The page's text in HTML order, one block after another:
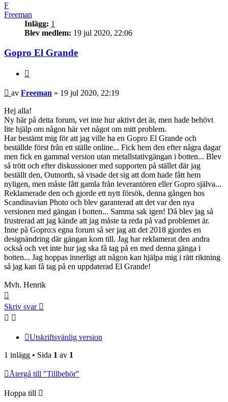
F
Freeman
Inlägg: 1
Blev medlem: 19 jul 2020, 22:06
Gopro El Grande
Inlägg
av Freeman » 19 jul 2020, 22:19
Hej alla!
Ny här på detta forum, vet inte hur aktivt det är, men hade behövt
lite hjälp om någon här vet något om mitt problem.
Har bestämt mig för att jag ville ha en Gopro El Grande och
beställde först från ett ställe online... Fick hem den efter några dagar
men fick en gammal version utan metallstativgängan i botten... Blev
så trött och efter diskussioner med supporten på stället där jag
beställt den, Outnorth, så visade det sig att dom hade fått hem
nyligen, men måste fått gamla från leverantören eller Gopro själva...
Reklamerade den och gjorde ett nytt försök, denna gången hos
Scandinavian Photo och blev garanterad att det var den nya
versionen med gängan i botten... Samma sak igen! Då blev jag så
frustrerad att jag kände att jag måste ta reda på vad problemet är.
Inne på Gopro:s egna forum så ser jag att det 2018 gjordes en
designändring där gängan kom till. Jag har reklamerat den andra
också och vet inte hur jag ska få tag på en med denna gänga i
botten... Jag hoppas innerligt att någon kan hjälpa mig i rätt riktning
så jag kan få tag på en uppdaterad El Grande!
Mvh. Henrik
Skriv svar
Utskriftsvänlig version
1 inlägg • Sida 1 av 1
Återgå till "Tillbehör"
Hoppa till